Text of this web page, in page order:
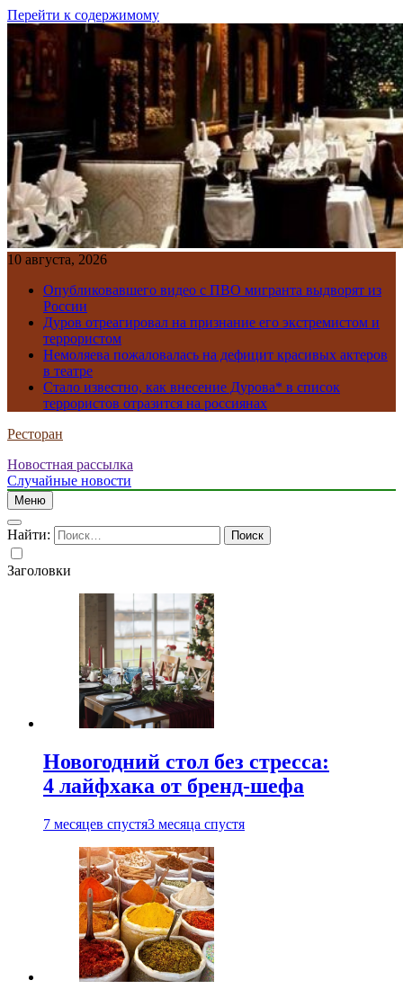
Перейти к содержимому
10 августа, 2026
Опубликовавшего видео с ПВО мигранта выдворят из
России
Дуров отреагировал на признание его экстремистом и
террористом
Немоляева пожаловалась на дефицит красивых актеров
в театре
Стало известно, как внесение Дурова* в список
террористов отразится на россиянах
Ресторан
Новостная рассылка
Случайные новости
Меню
Найти:
Заголовки
Новогодний стол без стресса:
4 лайфхака от бренд-шефа
7 месяцев спустя3 месяца спустя